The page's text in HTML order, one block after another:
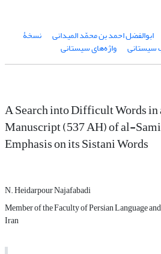
ابوالفضل احمد بن محمّد المیدانی نسخۀ
سیستانی واژه‌های سیستانی
A Search into Difficult Words in
Manuscript (537 AH) of al-
Emphasis on its Sistani Words
N. Heidarpour Najafabadi
Member of the Faculty of Persian Language
Iran